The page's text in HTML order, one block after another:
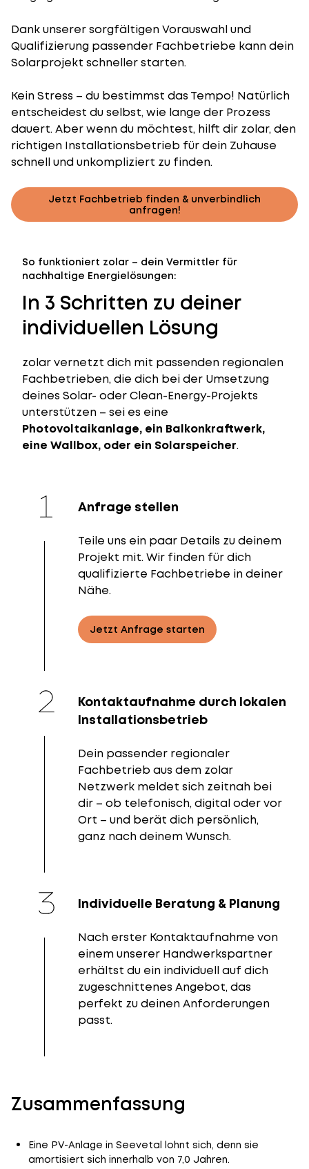
Dank unserer sorgfältigen Vorauswahl und
Qualifizierung passender Fachbetriebe kann dein
Solarprojekt schneller starten.
Kein Stress – du bestimmst das Tempo! Natürlich
entscheidest du selbst, wie lange der Prozess
dauert. Aber wenn du möchtest, hilft dir zolar, den
richtigen Installationsbetrieb für dein Zuhause
schnell und unkompliziert zu finden.
Jetzt Fachbetrieb finden & unverbindlich
anfragen!
So funktioniert zolar – dein Vermittler für
nachhaltige Energielösungen:
In 3 Schritten zu deiner
individuellen Lösung
zolar vernetzt dich mit passenden regionalen
Fachbetrieben, die dich bei der Umsetzung
deines Solar- oder Clean-Energy-Projekts
unterstützen – sei es eine
Photovoltaikanlage, ein Balkonkraftwerk,
eine Wallbox, oder ein Solarspeicher.
Anfrage stellen
Teile uns ein paar Details zu deinem
Projekt mit. Wir finden für dich
qualifizierte Fachbetriebe in deiner
Nähe.
Jetzt Anfrage starten
Kontaktaufnahme durch lokalen
Installationsbetrieb
Dein passender regionaler
Fachbetrieb aus dem zolar
Netzwerk meldet sich zeitnah bei
dir – ob telefonisch, digital oder vor
Ort – und berät dich persönlich,
ganz nach deinem Wunsch.
Individuelle Beratung & Planung
Nach erster Kontaktaufnahme von
einem unserer Handwerkspartner
erhältst du ein individuell auf dich
zugeschnittenes Angebot, das
perfekt zu deinen Anforderungen
passt.
Zusammenfassung
Eine PV-Anlage in Seevetal lohnt sich, denn sie
amortisiert sich innerhalb von 7,0 Jahren.